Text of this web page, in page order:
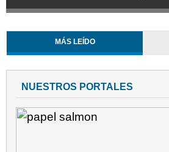
MÁS LEÍDO
NUESTROS PORTALES